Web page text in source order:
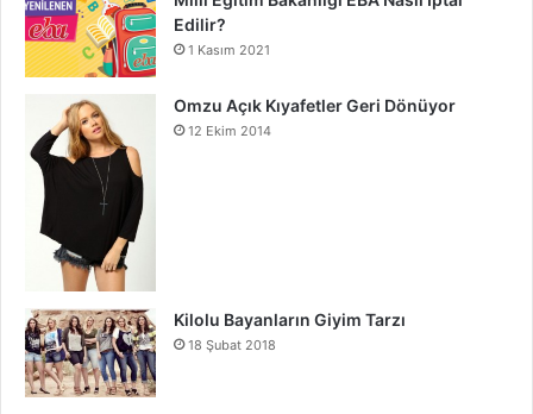
Edilir?
1 Kasım 2021
Omzu Açık Kıyafetler Geri Dönüyor
12 Ekim 2014
Kilolu Bayanların Giyim Tarzı
18 Şubat 2018